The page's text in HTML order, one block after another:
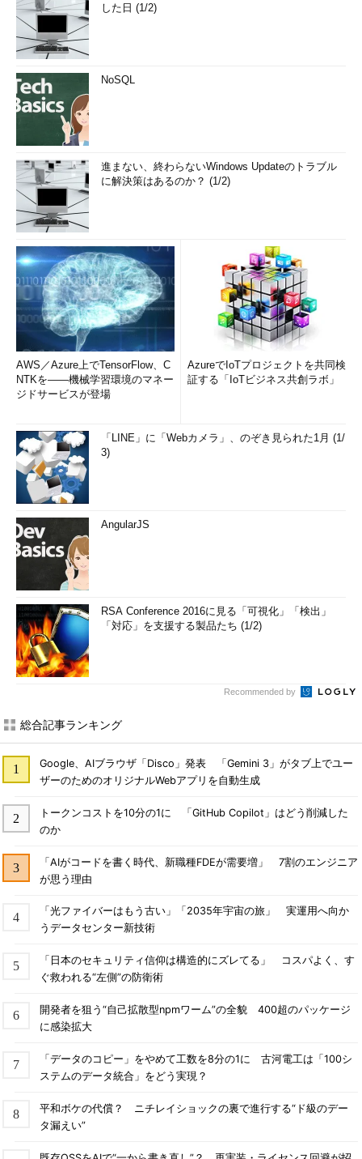
した日 (1/2)
NoSQL
進まない、終わらないWindows Updateのトラブル
に解決策はあるのか？ (1/2)
AWS／Azure上でTensorFlow、C
NTKを――機械学習環境のマネー
ジドサービスが登場
AzureでIoTプロジェクトを共同検
証する「IoTビジネス共創ラボ」
「LINE」に「Webカメラ」、のぞき見られた1月 (1/
3)
AngularJS
RSA Conference 2016に見る「可視化」「検出」
「対応」を支援する製品たち (1/2)
Recommended by
総合記事ランキング
Google、AIブラウザ「Disco」発表 「Gemini 3」がタブ上でユー
ザーのためのオリジナルWebアプリを自動生成
トークンコストを10分の1に 「GitHub Copilot」はどう削減した
のか
「AIがコードを書く時代、新職種FDEが需要増」 7割のエンジニア
が思う理由
「光ファイバーはもう古い」「2035年宇宙の旅」 実運用へ向か
うデータセンター新技術
「日本のセキュリティ信仰は構造的にズレてる」 コスパよく、す
ぐ救われる“左側”の防衛術
開発者を狙う“自己拡散型npmワーム”の全貌 400超のパッケージ
に感染拡大
「データのコピー」をやめて工数を8分の1に 古河電工は「100シ
ステムのデータ統合」をどう実現？
平和ボケの代償？ ニチレイショックの裏で進行する“ド級のデー
タ漏えい”